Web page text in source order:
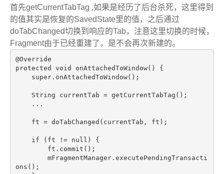
首先getCurrentTabTag ,如果是经历了后台杀死，这里得到
的值其实是恢复的SavedState里的值，之后通过
doTabChanged切换到响应的Tab，注意这里切换的时候，
Fragment由于已经重建了，是不会再次新建的。
@Override
protected
void onAttachedToWindow()
{
super.onAttachedToWindow();
if (ft != null ) {
ons();